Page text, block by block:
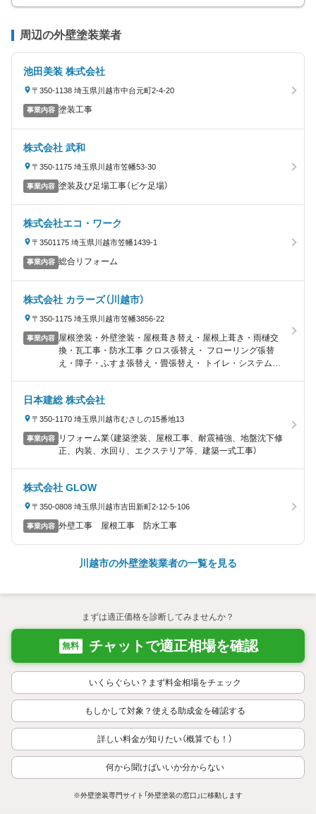
周辺の外壁塗装業者
池田美装 株式会社
〒350-1138 埼玉県川越市中台元町2-4-20
事業内容 塗装工事
株式会社 武和
〒350-1175 埼玉県川越市笠幡53-30
事業内容 塗装及び足場工事（ビケ足場）
株式会社エコ・ワーク
〒3501175 埼玉県川越市笠幡1439-1
事業内容 総合リフォーム
株式会社 カラーズ（川越市）
〒350-1175 埼玉県川越市笠幡3856-22
事業内容 屋根塗装・外壁塗装・屋根葺き替え・屋根上葺き・雨樋交
換・瓦工事・防水工事 クロス張替え・ フローリング張替
え・障子・ふすま張替え・畳張替え・ トイレ・システムキ
日本建総 株式会社
〒350-1170 埼玉県川越市むさしの15番地13
事業内容
リフォーム業（建築塗装、屋根工事、耐震補強、地盤沈下修
正、内装、水回り、エクステリア等、建築一式工事）
株式会社 GLOW
〒350-0808 埼玉県川越市吉田新町2-12-5-106
事業内容 外壁工事 屋根工事 防水工事
川越市の外壁塗装業者の一覧を見る
まずは適正価格を診断してみませんか？
無料 チャットで適正相場を確認
いくらぐらい？まず料金相場をチェック
もしかして対象？使える助成金を確認する
詳しい料金が知りたい（概算でも！）
何から聞けばいいか分からない
※外壁塗装専門サイト「外壁塗装の窓口」に移動します